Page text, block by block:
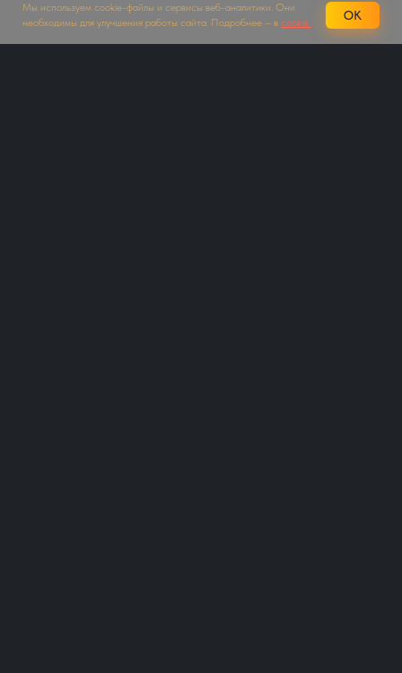
Мы используем cookie-файлы и сервисы веб-аналитики. Они
необходимы для улучшения работы сайта. Подробнее – в cookie
OK